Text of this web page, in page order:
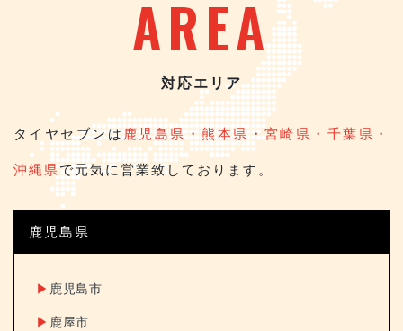
AREA
対応エリア
タイヤセブンは鹿児島県・熊本県・宮崎県・千葉県・
沖縄県で元気に営業致しております。
鹿児島県
▶︎ 鹿児島市
▶︎ 鹿屋市